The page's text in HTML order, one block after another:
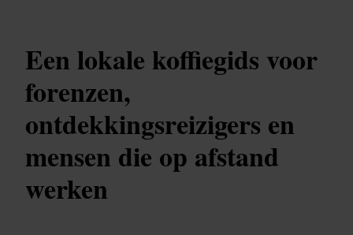
Een lokale koffiegids voor
forenzen,
ontdekkingsreizigers en
mensen die op afstand
werken